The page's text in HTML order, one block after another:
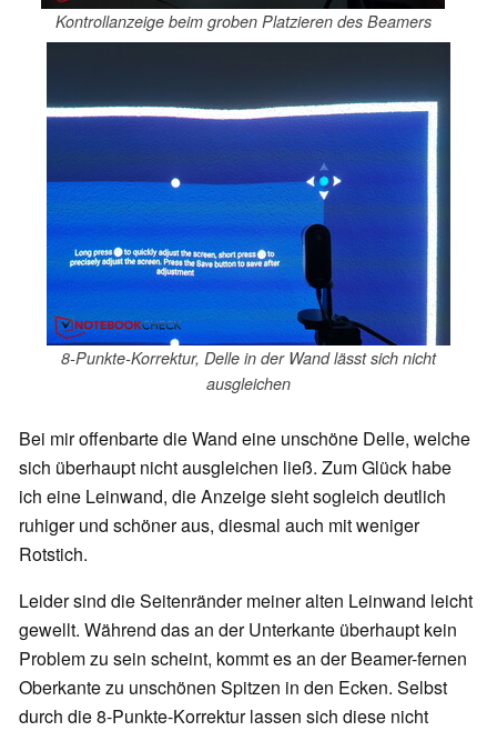
Kontrollanzeige beim groben Platzieren des Beamers
8-Punkte-Korrektur, Delle in der Wand lässt sich nicht
ausgleichen
Bei mir offenbarte die Wand eine unschöne Delle, welche
sich überhaupt nicht ausgleichen ließ. Zum Glück habe
ich eine Leinwand, die Anzeige sieht sogleich deutlich
ruhiger und schöner aus, diesmal auch mit weniger
Rotstich.
Leider sind die Seitenränder meiner alten Leinwand leicht
gewellt. Während das an der Unterkante überhaupt kein
Problem zu sein scheint, kommt es an der Beamer-fernen
Oberkante zu unschönen Spitzen in den Ecken. Selbst
durch die 8-Punkte-Korrektur lassen sich diese nicht